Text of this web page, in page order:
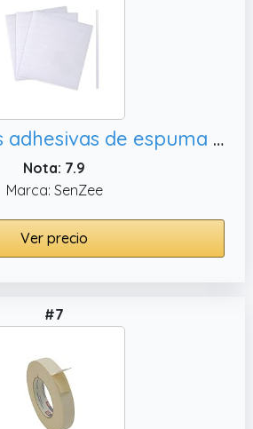
SenZee Tiras adhesivas de espuma de doble cara,9 pulgadas
Nota: 7.9
Marca: SenZee
Ver precio
#7